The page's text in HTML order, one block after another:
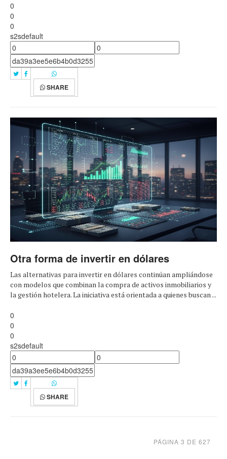
0
0
0
s2sdefault
SHARE
Otra forma de invertir en dólares
Las alternativas para invertir en dólares continúan ampliándose
con modelos que combinan la compra de activos inmobiliarios y
la gestión hotelera. La iniciativa está orientada a quienes buscan ...
0
0
0
s2sdefault
SHARE
PÁGINA 3 DE 627